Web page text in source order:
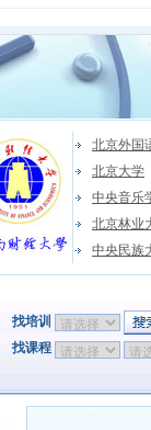
北京外国
北京大学
中央音乐
北京林业
中央民族
找培训
找课程